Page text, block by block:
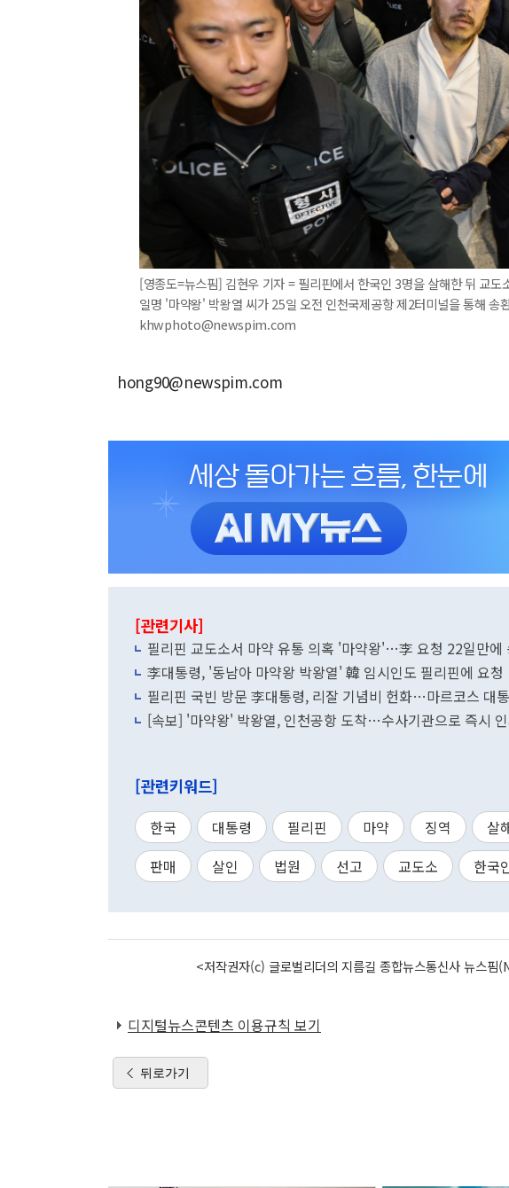
[영종도=뉴스핌] 김현우 기자 = 필리핀에서 한국인 3명을 살해한 뒤 교
일명 '마약왕' 박왕열 씨가 25일 오전 인천국제공항 제2터미널을 통해 송
khwphoto@newspim.com
hong90@newspim.com
[관련기사]
필리핀 교도소서 마약 유통 의혹 '마약왕'…李 요청 22일만에
李대통령, '동남아 마약왕 박왕열' 韓 임시인도 필리핀에 요청
필리핀 국빈 방문 李대통령, 리잘 기념비 헌화…마르코스 대
[속보] '마약왕' 박왕열, 인천공항 도착…수사기관으로 즉시
[관련키워드]
한국 대통령 필리핀 마약 징역 살
판매
살인 법원 선고 교도소 한국
<저작권자(c) 글로벌리더의 지름길 종합뉴스통신사 뉴스
디지털뉴스콘텐츠 이용규칙 보기
뒤로가기